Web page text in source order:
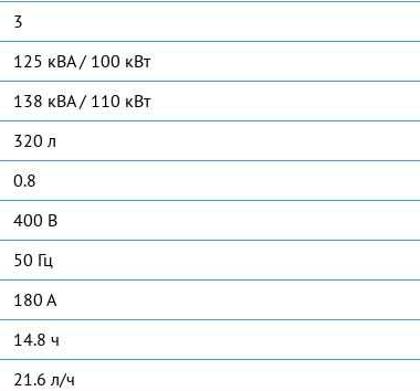
3
125 кВА / 100 кВт
138 кВА / 110 кВт
320 л
0.8
400 В
50 Гц
180 А
14.8 ч
21.6 л/ч